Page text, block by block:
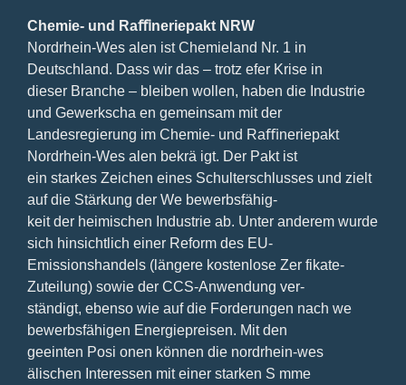
Chemie- und Raﬃneriepakt NRW
Nordrhein-Wes alen ist Chemieland Nr. 1 in
Deutschland. Dass wir das – trotz efer Krise in
dieser Branche – bleiben wollen, haben die Industrie
und Gewerkscha en gemeinsam mit der
Landesregierung im Chemie- und Raﬃneriepakt
Nordrhein-Wes alen bekrä igt. Der Pakt ist
ein starkes Zeichen eines Schulterschlusses und zielt
auf die Stärkung der We bewerbsfähig-
keit der heimischen Industrie ab. Unter anderem wurde
sich hinsichtlich einer Reform des EU-
Emissionshandels (längere kostenlose Zer fikate-
Zuteilung) sowie der CCS-Anwendung ver-
ständigt, ebenso wie auf die Forderungen nach we
bewerbsfähigen Energiepreisen. Mit den
geeinten Posi onen können die nordrhein-wes
älischen Interessen mit einer starken S mme